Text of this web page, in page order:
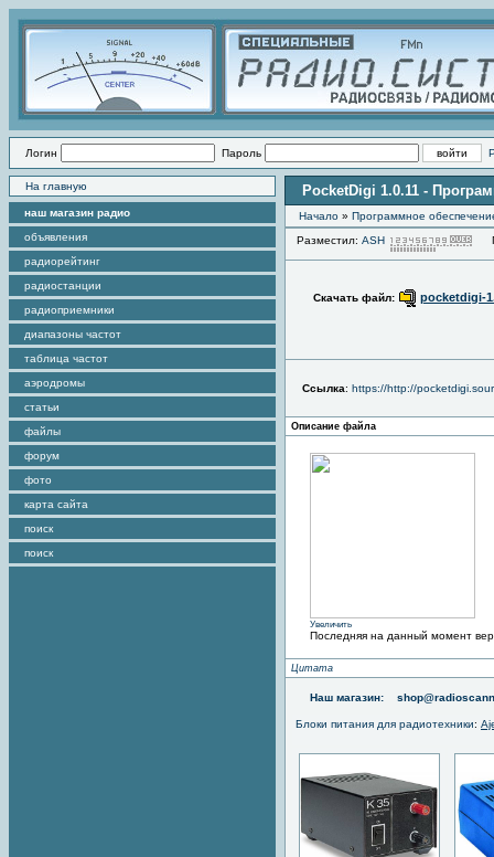
Логин Пароль
На главную
наш магазин радио
объявления
радиорейтинг
радиостанции
радиоприемники
диапазоны частот
таблица частот
аэродромы
статьи
файлы
форум
фото
карта сайта
поиск
поиск
PocketDigi 1.0.11 -
Начало » Программное
Разместил: ASH
Скачать файл: pocketdigi-
Ссылка: https://http://
Описание файла
Увеличить
Последняя на данный момент
Цитата
Наш магазин:
Блоки питания для радиотехники: